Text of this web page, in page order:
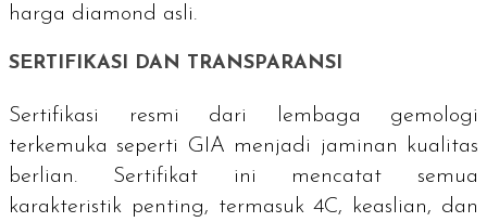
harga diamond asli.
SERTIFIKASI DAN TRANSPARANSI
Sertifikasi resmi dari lembaga gemologi
terkemuka seperti GIA menjadi jaminan kualitas
berlian. Sertifikat ini mencatat semua
karakteristik penting, termasuk 4C, keaslian, dan